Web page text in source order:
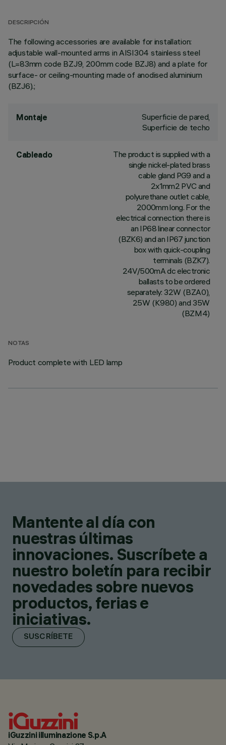
DESCRIPCIÓN
The following accessories are available for installation:
adjustable wall-mounted arms in AISI304 stainless steel
(L=83mm code BZJ9, 200mm code BZJ8) and a plate for
surface- or ceiling-mounting made of anodised aluminium
(BZJ6).;
Montaje
Superficie de pared,
Superficie de techo
Cableado
The product is supplied with a
single nickel-plated brass
cable gland PG9 and a
2x1mm2 PVC and
polyurethane outlet cable,
2000mm long. For the
electrical connection there is
an IP68 linear connector
(BZK6) and an IP67 junction
box with quick-coupling
terminals (BZK7).
24V/500mA dc electronic
ballasts to be ordered
separately: 32W (BZA0),
25W (K980) and 35W
(BZM4)
NOTAS
Product complete with LED lamp
Mantente al día con
nuestras últimas
innovaciones. Suscríbete a
nuestro boletín para recibir
novedades sobre nuevos
productos, ferias e
iniciativas.
SUSCRÍBETE
iGuzzini illuminazione S.p.A